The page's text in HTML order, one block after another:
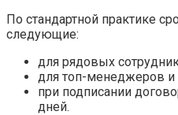
По стандартной практике
следующие:
для рядовых
для топ-менеджеров и
при подписании
дней.